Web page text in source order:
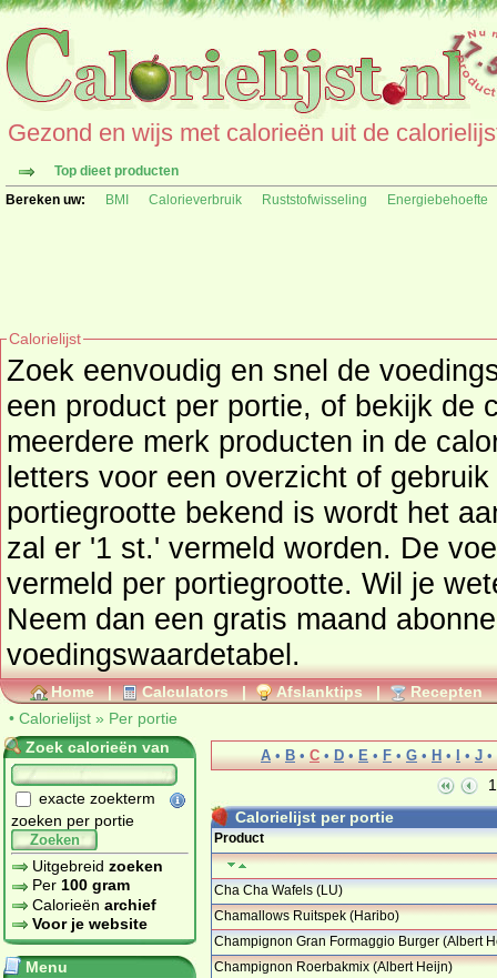
Gezond en wijs met calorieën uit de
Top dieet producten
Bereken uw:
BMI Calorieverbruik Ruststofwisseling Energiebehoefte
Calorielijst
Zoek eenvoudig en snel de
een product per portie, of bekijk de
meerdere merk producten in de
letters voor een overzicht of
portiegrootte bekend is wordt het
zal er '1 st.' vermeld worden. De
vermeld per portiegrootte. Wil je
Neem dan een gratis maand
voedingswaardetabel.
Home | Calculators | Afslanktips | Recepten
• Calorielijst » Per portie
Zoek calorieën van
exacte zoekterm
zoeken per portie
Zoeken
Uitgebreid zoeken
Per 100 gram
Calorieën archief
Voor je website
Menu
A • B • C • D • E • F • G • H • • J •
1
Calorielijst per portie
Product
Cha Cha Wafels (LU)
Chamallows Ruitspek (Haribo)
Champignon Gran Formaggio Burger (Albert
…
Champignon Roerbakmix (Albert Heijn)